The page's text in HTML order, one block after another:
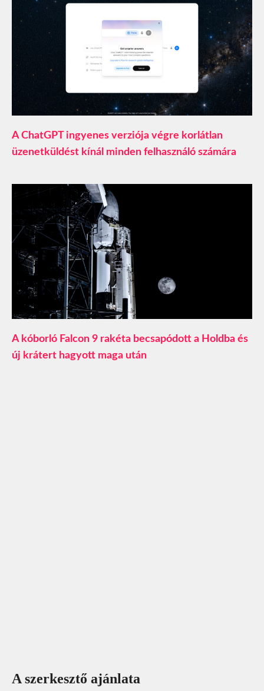
A ChatGPT ingyenes verziója végre korlátlan
üzenetküldést kínál minden felhasználó számára
A kóborló Falcon 9 rakéta becsapódott a Holdba és
új krátert hagyott maga után
A szerkesztő ajánlata